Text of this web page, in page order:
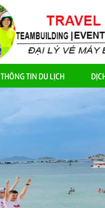
THÔNG TIN DU LỊCH